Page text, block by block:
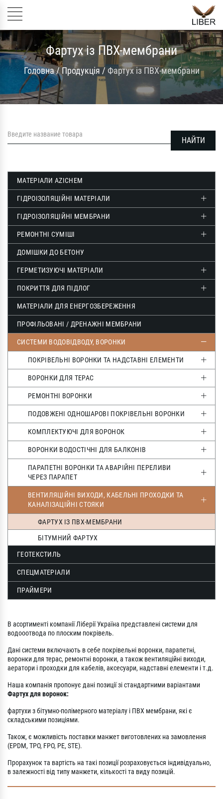
Фартух із ПВХ-мембрани
Головна/Продукція/ Фартух із ПВХ-мембрани
МАТЕРІАЛИ AZICHEM
ГІДРОІЗОЛЯЦІЙНІ МАТЕРІАЛИ
ГІДРОІЗОЛЯЦІЙНІ МЕМБРАНИ
РЕМОНТНІ СУМІШІ
ДОМІШКИ ДО БЕТОНУ
ГЕРМЕТИЗУЮЧІ МАТЕРІАЛИ
ПОКРИТТЯ ДЛЯ ПІДЛОГ
МАТЕРІАЛИ ДЛЯ ЕНЕРГОЗБЕРЕЖЕННЯ
ПРОФІЛЬОВАНІ / ДРЕНАЖНІ МЕМБРАНИ
СИСТЕМИ ВОДОВІДВОДУ, ВОРОНКИ
ПОКРІВЕЛЬНІ ВОРОНКИ ТА НАДСТАВНІ ЕЛЕМЕНТИ
ВОРОНКИ ДЛЯ ТЕРАС
РЕМОНТНІ ВОРОНКИ
ПОДОВЖЕНІ ОДНОШАРОВІ ПОКРІВЕЛЬНІ ВОРОНКИ
КОМПЛЕКТУЮЧІ ДЛЯ ВОРОНОК
ВОРОНКИ ВОДОСТІЧНІ ДЛЯ БАЛКОНІВ
ПАРАПЕТНІ ВОРОНКИ ТА АВАРІЙНІ ПЕРЕЛИВИ
ЧЕРЕЗ ПАРАПЕТ
ВЕНТИЛЯЦІЙНІ ВИХОДИ, КАБЕЛЬНІ ПРОХОДКИ ТА
КАНАЛІЗАЦІЙНІ СТОЯКИ
ФАРТУХ ІЗ ПВХ-МЕМБРАНИ
БІТУМНИЙ ФАРТУХ
ГЕОТЕКСТИЛЬ
СПЕЦМАТЕРІАЛИ
ПРАЙМЕРИ
В асортименті компанії Ліберії Україна представлені системи для
водооотвода по плоским покрівель.
Дані системи включають в себе покрівельні воронки, парапетні,
воронки для терас, ремонтні воронки, а також вентиляційні виходи,
аератори і проходки для кабелів, аксесуари, надставні елементи і т.д.
Наша компанія пропонує дані позиції зі стандартними варіантами
Фартух для воронок:
фартухи з бітумно-полімерного матеріалу і ПВХ мембрани, які є
складськими позиціями.
Також, є можливість поставки манжет виготовлених на замовлення
(EPDM, TPO, FPO, PE, STE).
Прорахунок та вартість на такі позиції розраховується індивідуально,
в залежності від типу манжети, кількості та виду позицій.